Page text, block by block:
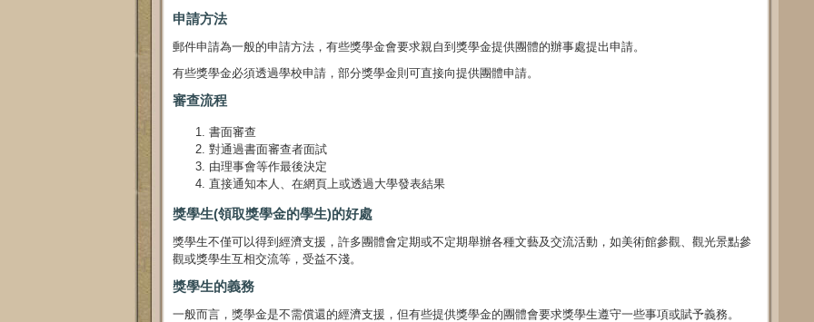
申請方法
郵件申請為一般的申請方法，有些獎學金會要求親自到獎學金提供團體的辦事處提出申請。
有些獎學金必須透過學校申請，部分獎學金則可直接向提供團體申請。
審查流程
書面審查
對通過書面審查者面試
由理事會等作最後決定
直接通知本人、在網頁上或透過大學發表結果
獎學生(領取獎學金的學生)的好處
獎學生不僅可以得到經濟支援，許多團體會定期或不定期舉辦各種文藝及交流活動，如美術館參觀、觀光景點參
觀或獎學生互相交流等，受益不淺。
獎學生的義務
一般而言，獎學金是不需償還的經濟支援，但有些提供獎學金的團體會要求獎學生遵守一些事項或賦予義務。